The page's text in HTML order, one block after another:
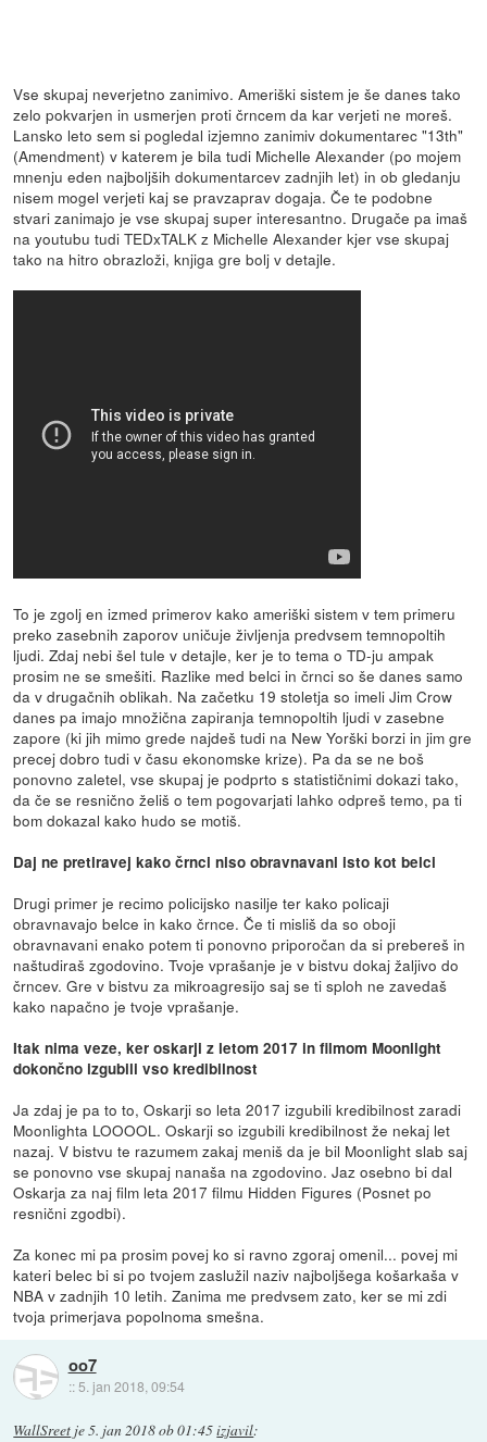
Vse skupaj neverjetno zanimivo. Ameriški sistem je še danes tako
zelo pokvarjen in usmerjen proti črncem da kar verjeti ne moreš.
Lansko leto sem si pogledal izjemno zanimiv dokumentarec "13th"
(Amendment) v katerem je bila tudi Michelle Alexander (po mojem
mnenju eden najboljših dokumentarcev zadnjih let) in ob gledanju
nisem mogel verjeti kaj se pravzaprav dogaja. Če te podobne
stvari zanimajo je vse skupaj super interesantno. Drugače pa imaš
na youtubu tudi TEDxTALK z Michelle Alexander kjer vse skupaj
tako na hitro obrazloži, knjiga gre bolj v detajle.
To je zgolj en izmed primerov kako ameriški sistem v tem primeru
preko zasebnih zaporov uničuje življenja predvsem temnopoltih
ljudi. Zdaj nebi šel tule v detajle, ker je to tema o TD-ju ampak
prosim ne se smešiti. Razlike med belci in črnci so še danes samo
da v drugačnih oblikah. Na začetku 19 stoletja so imeli Jim Crow
danes pa imajo množična zapiranja temnopoltih ljudi v zasebne
zapore (ki jih mimo grede najdeš tudi na New Yorški borzi in jim gre
precej dobro tudi v času ekonomske krize). Pa da se ne boš
ponovno zaletel, vse skupaj je podprto s statističnimi dokazi tako,
da če se resnično želiš o tem pogovarjati lahko odpreš temo, pa ti
bom dokazal kako hudo se motiš.
Daj ne pretiravej kako črnci niso obravnavani isto kot belci
Drugi primer je recimo policijsko nasilje ter kako policaji
obravnavajo belce in kako črnce. Če ti misliš da so oboji
obravnavani enako potem ti ponovno priporočan da si prebereš in
naštudiraš zgodovino. Tvoje vprašanje je v bistvu dokaj žaljivo do
črncev. Gre v bistvu za mikroagresijo saj se ti sploh ne zavedaš
kako napačno je tvoje vprašanje.
Itak nima veze, ker oskarji z letom 2017 in filmom Moonlight
dokončno izgubili vso kredibilnost
Ja zdaj je pa to to, Oskarji so leta 2017 izgubili kredibilnost zaradi
Moonlighta LOOOOL. Oskarji so izgubili kredibilnost že nekaj let
nazaj. V bistvu te razumem zakaj meniš da je bil Moonlight slab saj
se ponovno vse skupaj nanaša na zgodovino. Jaz osebno bi dal
Oskarja za naj film leta 2017 filmu Hidden Figures (Posnet po
resnični zgodbi).
Za konec mi pa prosim povej ko si ravno zgoraj omenil... povej mi
kateri belec bi si po tvojem zaslužil naziv najboljšega košarkaša v
NBA v zadnjih 10 letih. Zanima me predvsem zato, ker se mi zdi
tvoja primerjava popolnoma smešna.
oo7
:: 5. jan 2018, 09:54
WallSreet je5. jan 2018 ob 01:45izjavil: